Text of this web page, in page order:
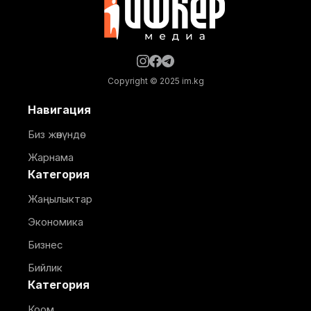
Copyright © 2025 im.kg
Навигация
Биз жөнүндө
Жарнама
Категория
Жаңылыктар
Экономика
Бизнес
Бийлик
Категория